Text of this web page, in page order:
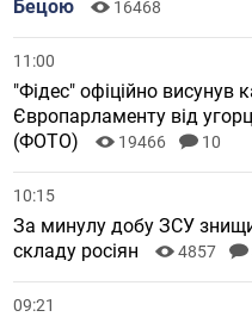
Бецою 16468
11:00
"Фідес" офіційно висунув
Європарламенту від
(ФОТО)
19466 10
10:15
За минулу добу ЗСУ
складу росіян
4857
09:21